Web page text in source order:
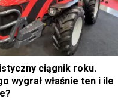
ciągnik roku.
wygrał właśnie ten i ile